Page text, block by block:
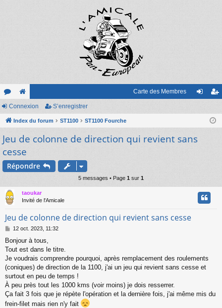
or
u
m
s
e
sit
e
Carte des Membres
nr
Connexion S’enregistrer
Index du forum ST1100 ST1100 Fourche
Jeu de colonne de direction qui revient sans
cesse
Répondre
5 messages • Page 1 sur 1
taoukar
Invité de l'Amicale
Jeu de colonne de direction qui revient sans cesse
M
s
s
a
g
12 oct. 2023, 11:32
Bonjour à tous,
Tout est dans le titre.
Je voudrais comprendre pourquoi, après remplacement des roulements
(coniques) de direction de la 1100, j'ai un jeu qui revient sans cesse et
surtout en peu de temps !
À peu près tout les 1000 kms (voir moins) je dois resserrer.
Ça fait 3 fois que je répète l'opération et la dernière fois, j'ai même mis du
frein-filet mais rien n'y fait